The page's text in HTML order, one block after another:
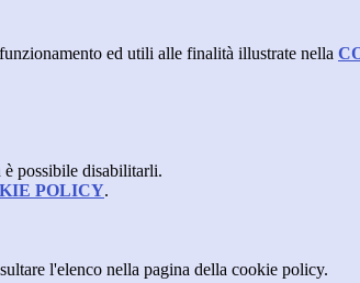
ed utili alle finalità illustrate nella
possibile disabilitarli.
POLICY.
l'elenco nella pagina della cookie policy.